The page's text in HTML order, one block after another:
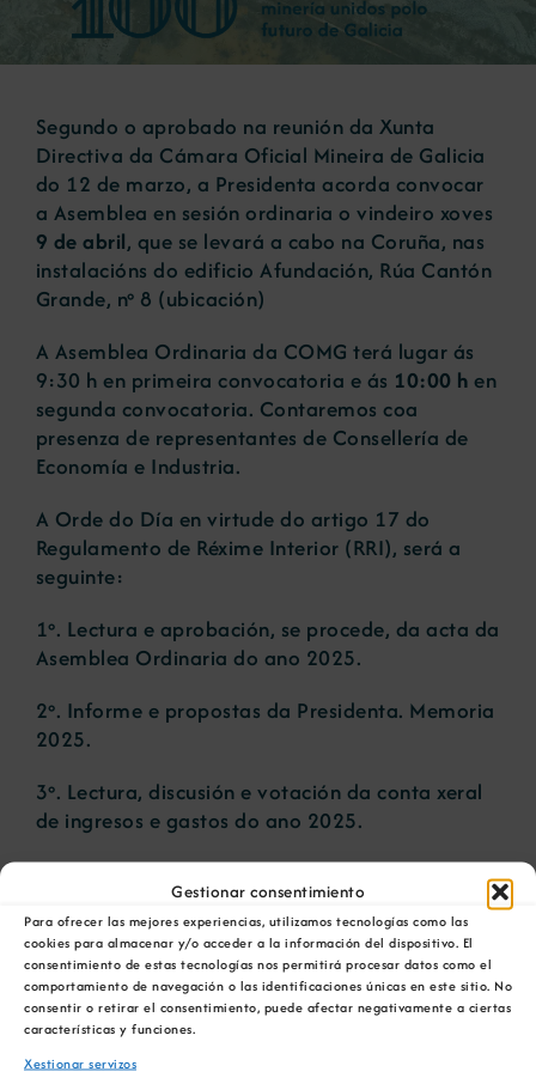
Gestionar consentimiento
Para ofrecer las mejores experiencias, utilizamos tecnologías como las
cookies para almacenar y/o acceder a la información del dispositivo. El
consentimiento de estas tecnologías nos permitirá procesar datos como el
comportamiento de navegación o las identificaciones únicas en este sitio. No
consentir o retirar el consentimiento, puede afectar negativamente a ciertas
características y funciones.
Xestionar servizos
Novas
Portal de emprego
Contacto
Segundo o aprobado na reunión da Xunta
Directiva da Cámara Oficial Mineira de Galicia
do 12 de marzo, a Presidenta acorda convocar
a Asemblea en sesión ordinaria o vindeiro xoves
9 de abril, que se levará a cabo na Coruña, nas
instalacións do edificio Afundación, Rúa Cantón
Grande, nº 8 (ubicación)
A Asemblea Ordinaria da COMG terá lugar ás
9:30 h en primeira convocatoria e ás 10:00 h en
segunda convocatoria. Contaremos coa
presenza de representantes de Consellería de
Economía e Industria.
A Orde do Día en virtude do artigo 17 do
Regulamento de Réxime Interior (RRI), será a
seguinte:
1º. Lectura e aprobación, se procede, da acta da
Asemblea Ordinaria do ano 2025.
2º. Informe e propostas da Presidenta. Memoria
2025.
3º. Lectura, discusión e votación da conta xeral
de ingresos e gastos do ano 2025.
4º. Aprobación, se procede, da xestión da Xunta
5º. Aprobación, se procede, do orzamento de
ingresos e gastos para o ano 2026.
6º. Actualización do censo de socios electores e
elixibles.